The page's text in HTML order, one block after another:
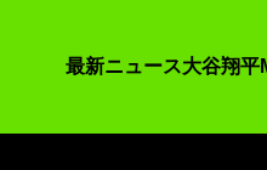
最新ニュース大谷翔平